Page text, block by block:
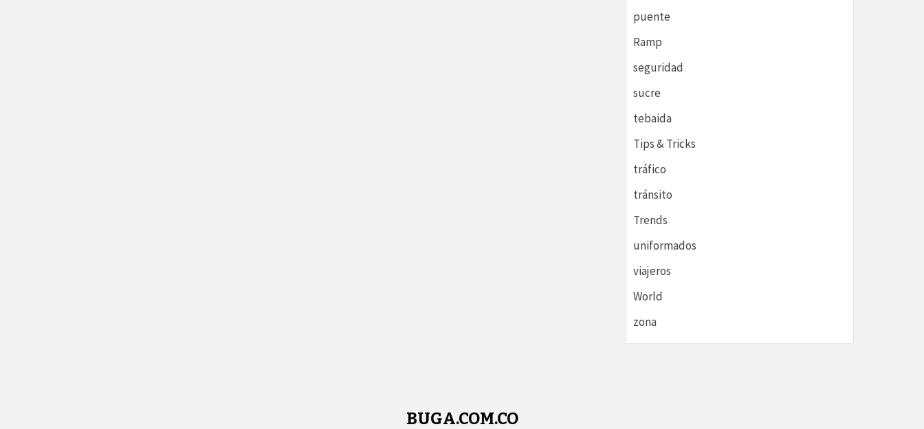
puente
Ramp
seguridad
sucre
tebaida
Tips & Tricks
tráfico
tránsito
Trends
uniformados
viajeros
World
zona
BUGA.COM.CO